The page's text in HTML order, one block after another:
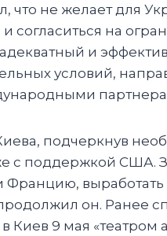
что не желает для
согласиться на
и
условий,
подчеркнув
с поддержкой США.
выработать
он. Ранее
Киев 9 мая «театром